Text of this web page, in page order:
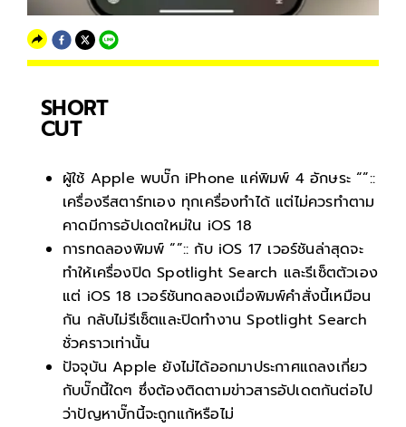
SHORT
CUT
ผู้ใช้ Apple พบบั๊ก iPhone แค่พิมพ์ 4 อักษระ “”::
เครื่องรีสตาร์ทเอง ทุกเครื่องทำได้ แต่ไม่ควรทำตาม
คาดมีการอัปเดตใหม่ใน iOS 18
การทดลองพิมพ์ “”:: กับ iOS 17 เวอร์ชันล่าสุดจะ
ทำให้เครื่องปิด Spotlight Search และรีเซ็ตตัวเอง
แต่ iOS 18 เวอร์ชันทดลองเมื่อพิมพ์คำสั่งนี้เหมือน
กัน กลับไม่รีเซ็ตและปิดทำงาน Spotlight Search
ชั่วคราวเท่านั้น
ปัจจุบัน Apple ยังไม่ได้ออกมาประกาศแถลงเกี่ยว
กับบั๊กนี้ใดๆ ซึ่งต้องติดตามข่าวสารอัปเดตกันต่อไป
ว่าปัญหาบั๊กนี้จะถูกแก้หรือไม่